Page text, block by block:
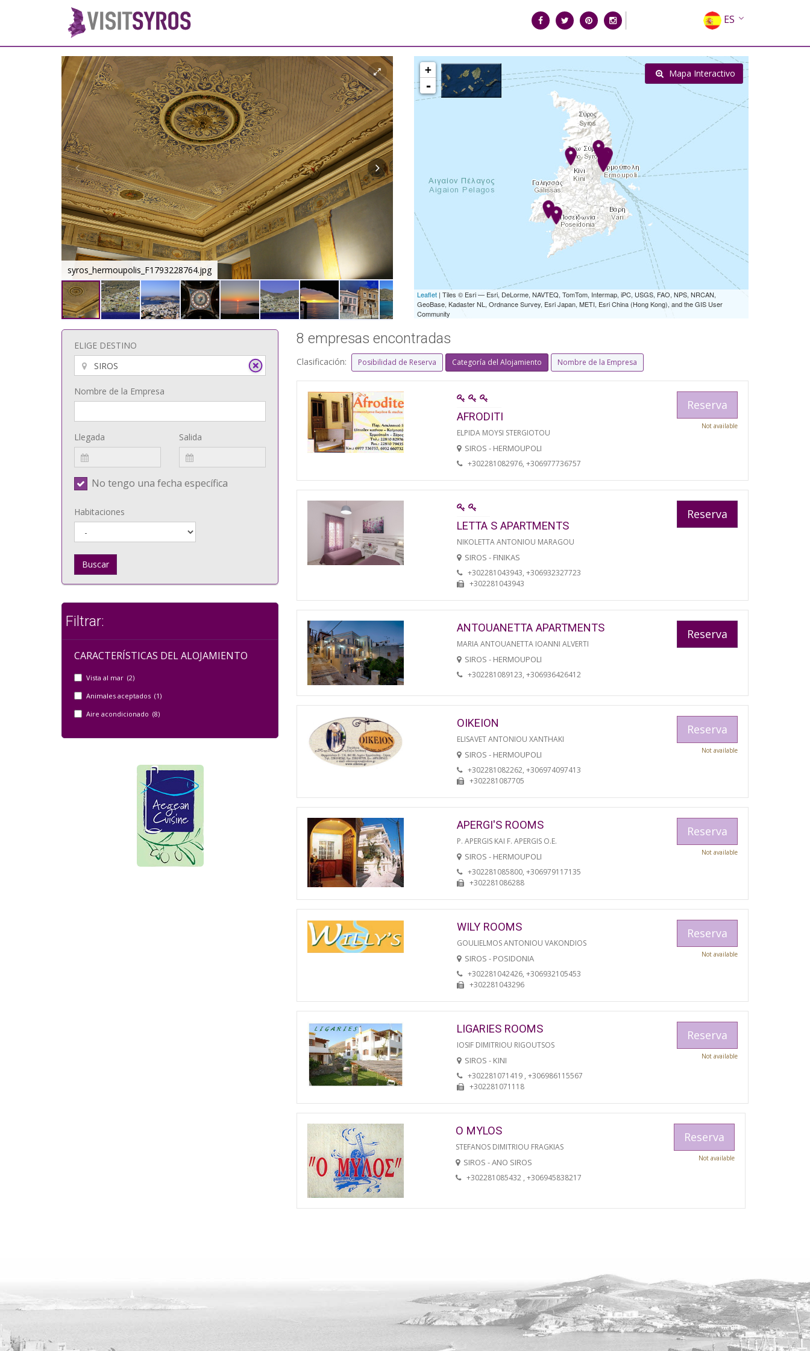
ES
EN
EL
RU
syros_hermoupolis_F1793228764.jpg syros_vaporia_F268133321.jpg
+
-
Leaflet | Tiles © Esri — Esri, DeLorme, NAVTEQ, TomTom, Intermap, iPC, USGS, FAO, NPS, NRCAN,
GeoBase, Kadaster NL, Ordnance Survey, Esri Japan, METI, Esri China (Hong Kong), and the GIS User
Community
Mapa Interactivo
ELIGE DESTINO
Nombre de la Empresa
Llegada Salida
No tengo una fecha específica
Habitaciones
Buscar
Filtrar:
CARACTERÍSTICAS DEL ALOJAMIENTO
Vista al mar (2)
Animales aceptados (1)
Aire acondicionado (8)
8 empresas encontradas
Clasificación: Posibilidad de Reserva Categoría del Alojamiento Nombre de la Empresa
AFRODITI
ELPIDA MOYSI STERGIOTOU
SIROS - HERMOUPOLI
+302281082976, +306977736757
Reserva
Not available
LETTA S APARTMENTS
NIKOLETTA ANTONIOU MARAGOU
SIROS - FINIKAS
+302281043943, +306932327723
+302281043943
Reserva
ANTOUANETTA APARTMENTS
MARIA ANTOUANETTA IOANNI ALVERTI
SIROS - HERMOUPOLI
+302281089123, +306936426412
Reserva
OIKEION
ELISAVET ANTONIOU XANTHAKI
SIROS - HERMOUPOLI
+302281082262, +306974097413
+302281087705
Reserva
Not available
APERGI'S ROOMS
P. APERGIS KAI F. APERGIS O.E.
SIROS - HERMOUPOLI
+302281085800, +306979117135
+302281086288
Reserva
Not available
WILY ROOMS
GOULIELMOS ANTONIOU VAKONDIOS
SIROS - POSIDONIA
+302281042426, +306932105453
+302281043296
Reserva
Not available
LIGARIES ROOMS
IOSIF DIMITRIOU RIGOUTSOS
SIROS - KINI
+302281071419 , +306986115567
+302281071118
Reserva
Not available
O MYLOS
STEFANOS DIMITRIOU FRAGKIAS
SIROS - ANO SIROS
+302281085432 , +306945838217
Reserva
Not available